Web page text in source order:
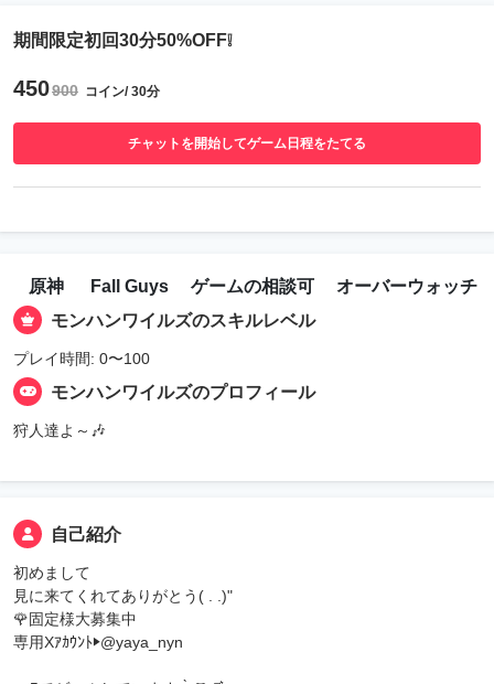
期間限定初回30分50%OFF❕
450900 コイン/ 30分
チャットを開始してゲーム日程をたてる
原神 Fall Guys ゲームの相談可
オーバーウォッチ
モンハンワイルズのスキルレベル
プレイ時間: 0〜100
モンハンワイルズのプロフィール
狩人達よ～🎶
自己紹介
初めまして
見に来てくれてありがとう‪( . .)"‬
🌹固定様大募集中
専用Xｱｶｳﾝﾄ▶︎@yaya_nyn